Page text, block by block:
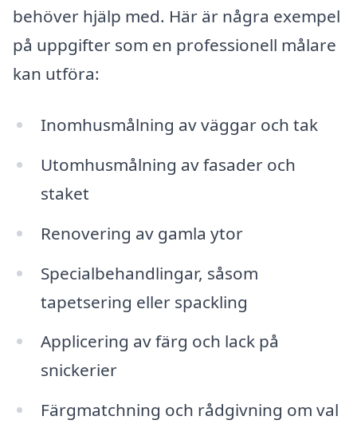
behöver hjälp med. Här är några exempel
på uppgifter som en professionell målare
kan utföra:
Inomhusmålning av väggar och tak
Utomhusmålning av fasader och
staket
Renovering av gamla ytor
Specialbehandlingar, såsom
tapetsering eller spackling
Applicering av färg och lack på
snickerier
Färgmatchning och rådgivning om val